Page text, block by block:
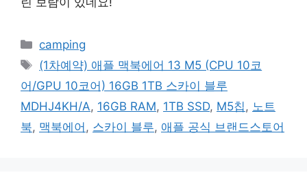
카
테
고
리
camping
태
그
(1차예약) 애플 맥북에어 13 M5 (CPU 10코
어/GPU 10코어) 16GB 1TB 스카이 블루
MDHJ4KH/A, 16GB RAM, 1TB SSD, M5칩 , 노트
북, 맥북에어 , 스카이 블루, 애플 공식 브랜드스토어